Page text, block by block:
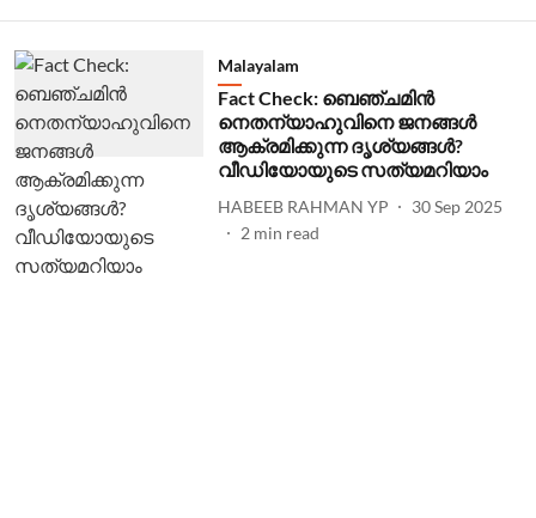
Malayalam
Fact Check: ബെഞ്ചമിന്‍
നെതന്യാഹുവിനെ ജനങ്ങള്‍
ആക്രമിക്കുന്ന ദൃശ്യങ്ങള്‍?
വീഡിയോയുടെ സത്യമറിയാം
HABEEB RAHMAN YP
30 Sep 2025
2 min read